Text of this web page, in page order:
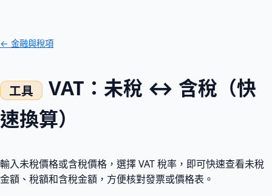
← 金融與稅項
VAT：未稅 ↔ 含稅（快
速換算）
輸入未稅價格或含稅價格，選擇 VAT 稅率，即可快速查看未稅
金額、稅額和含稅金額，方便核對發票或價格表。